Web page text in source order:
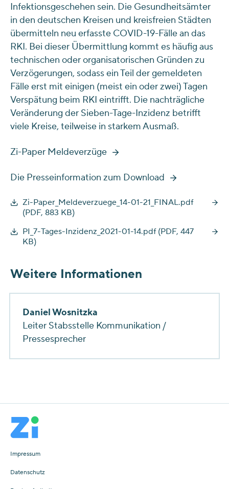
Infektionsgeschehen sein. Die Gesundheitsämter
in den deutschen Kreisen und kreisfreien Städten
übermitteln neu erfasste COVID-19-Fälle an das
RKI. Bei dieser Übermittlung kommt es häufig aus
technischen oder organisatorischen Gründen zu
Verzögerungen, sodass ein Teil der gemeldeten
Fälle erst mit einigen (meist ein oder zwei) Tagen
Verspätung beim RKI eintrifft. Die nachträgliche
Veränderung der Sieben-Tage-Inzidenz betrifft
viele Kreise, teilweise in starkem Ausmaß.
Zi-Paper Meldeverzüge
Die Presseinformation zum Download
Zi-Paper_Meldeverzuege_14-01-21_FINAL.pdf
(PDF, 883 KB)
PI_7-Tages-Inzidenz_2021-01-14.pdf (PDF, 447
KB)
Weitere Informationen
Daniel Wosnitzka
Leiter Stabsstelle Kommunikation /
Pressesprecher
Impressum
Datenschutz